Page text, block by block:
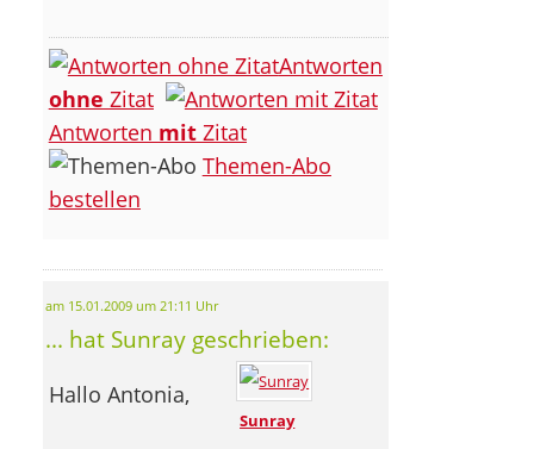
Antworten
ohne Zitat
Antworten mitZitat
Themen-Abo
bestellen
am 15.01.2009 um 21:11 Uhr
... hat Sunray geschrieben:
Sunray
Hallo Antonia,